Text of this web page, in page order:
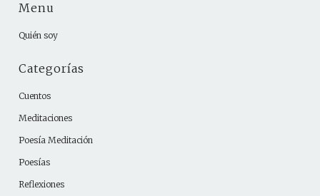
Menu
Quién soy
Categorías
Cuentos
Meditaciones
Poesía Meditación
Poesías
Reflexiones